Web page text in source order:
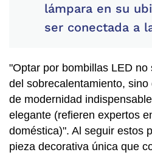
lámpara en su
ser conectada a
"Optar por bombillas LED no
del sobrecalentamiento,
de modernidad
elegante (refieren expertos
doméstica)". Al seguir estos
pieza decorativa única que